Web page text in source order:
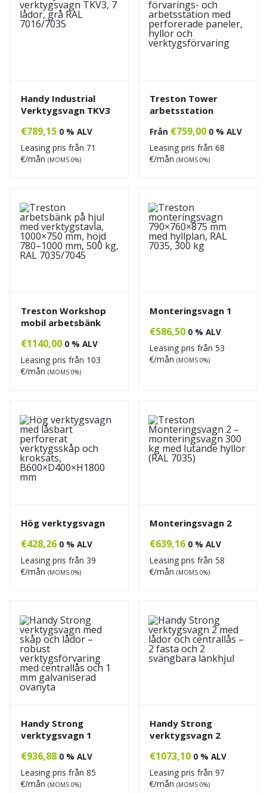
Handy Industrial
Verktygsvagn TKV3
€789,15 0 % ALV
Leasing pris från 71
€/mån (MOMS 0%)
Treston Tower
arbetsstation
Från €759,00 0 % ALV
Leasing pris från 68
€/mån (MOMS 0%)
Treston Workshop
mobil arbetsbänk
€1140,00 0 % ALV
Leasing pris från 103
€/mån (MOMS 0%)
Monteringsvagn 1
€586,50 0 % ALV
Leasing pris från 53
€/mån (MOMS 0%)
Hög verktygsvagn
€428,26 0 % ALV
Leasing pris från 39
€/mån (MOMS 0%)
Monteringsvagn 2
€639,16 0 % ALV
Leasing pris från 58
€/mån (MOMS 0%)
Handy Strong
verktygsvagn 1
€936,88 0 % ALV
Leasing pris från 85
€/mån (MOMS 0%)
Handy Strong
verktygsvagn 2
€1073,10 0 % ALV
Leasing pris från 97
€/mån (MOMS 0%)